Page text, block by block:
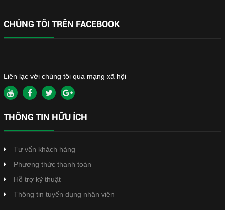
CHÚNG TÔI TRÊN FACEBOOK
Liên lạc với chúng tôi qua mạng xã hội
THÔNG TIN HỮU ÍCH
Tư vấn khách hàng
Phương thức thanh toán
Hỗ trợ kỹ thuật
Thông tin tuyển dụng nhân viên